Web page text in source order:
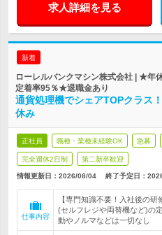
求人詳細を見る
新着
ローレルバンクマシン株式会社 | ★
定着率95％★退職金あり
通貨処理機でシェアTOPクラス
休み
正社員 職種・業種未経験OK 急募
完全週休2日制 第二新卒歓迎
情報更新日：2026/08/04 終了予定日：
仕事内容
【専門知識不要！入社後の
(セルフレジや両替機など)の
動やノルマなどは一切なし